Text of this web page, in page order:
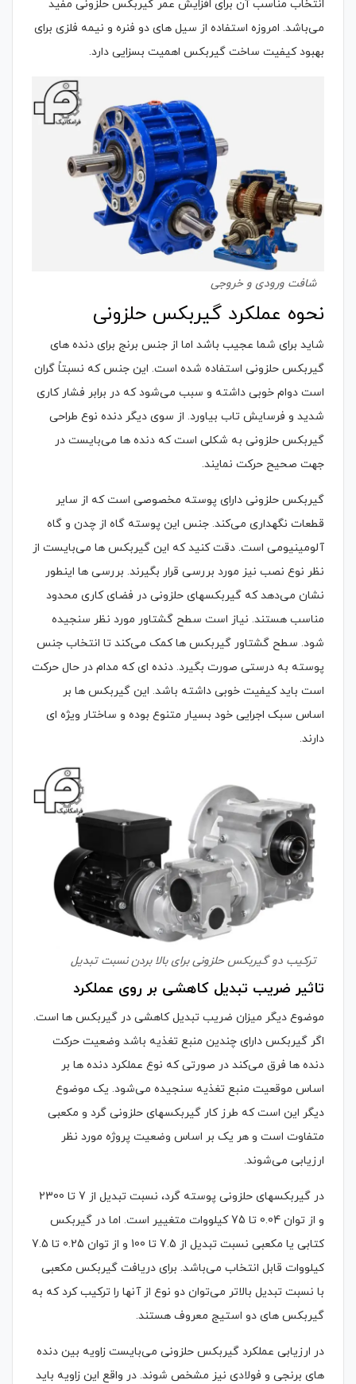
انتخاب مناسب آن برای افزایش عمر گیربکس حلزونی مفید
می‌باشد. امروزه استفاده از سیل های دو فنره و نیمه فلزی برای
بهبود کیفیت ساخت گیربکس اهمیت بسزایی دارد.
شافت ورودی و خروجی
نحوه عملکرد گیربکس حلزونی
شاید برای شما عجیب باشد اما از جنس برنج برای دنده های
گیربکس حلزونی استفاده شده است. این جنس که نسبتاً گران
است دوام خوبی داشته و سبب می‌شود که در برابر فشار کاری
شدید و فرسایش تاب بیاورد. از سوی دیگر دنده نوع طراحی
گیربکس حلزونی به شکلی است که دنده ها می‌بایست در
جهت صحیح حرکت نمایند.
گیربکس حلزونی دارای پوسته مخصوصی است که از سایر
قطعات نگهداری می‌کند. جنس این پوسته گاه از چدن و گاه
آلومینیومی است. دقت کنید که این گیربکس ها می‌بایست از
نظر نوع نصب نیز مورد بررسی قرار بگیرند. بررسی ها اینطور
نشان می‌دهد که گیربکسهای حلزونی در فضای کاری محدود
مناسب هستند. نیاز است سطح گشتاور مورد نظر سنجیده
شود. سطح گشتاور گیربکس ها کمک می‌کند تا انتخاب جنس
پوسته به درستی صورت بگیرد. دنده ای که مدام در حال حرکت
است باید کیفیت خوبی داشته باشد. این گیربکس ها بر
اساس سبک اجرایی خود بسیار متنوع بوده و ساختار ویژه ای
دارند.
ترکیب دو گیربکس حلزونی برای بالا بردن نسبت تبدیل
تاثیر ضریب تبدیل کاهشی بر روی عملکرد
موضوع دیگر میزان ضریب تبدیل کاهشی در گیربکس ها است.
اگر گیربکس دارای چندین منبع تغذیه باشد وضعیت حرکت
دنده ها فرق می‌کند در صورتی که نوع عملکرد دنده ها بر
اساس موقعیت منبع تغذیه سنجیده می‌شود. یک موضوع
دیگر این است که طرز کار گیربکسهای حلزونی گرد و مکعبی
متفاوت است و هر یک بر اساس وضعیت پروژه مورد نظر
ارزیابی می‌شوند.
در گیربکسهای حلزونی پوسته گرد، نسبت تبدیل از 7 تا 2300
و از توان 0.04 تا 75 کیلووات متغییر است. اما در گیربکس
کتابی یا مکعبی نسبت تبدیل از 7.5 تا 100 و از توان 0.25 تا 7.5
کیلووات قابل انتخاب می‌باشد. برای دریافت گیربکس مکعبی
با نسبت تبدیل بالاتر می‌توان دو نوع از آنها را ترکیب کرد که به
گیربکس های دو استیج معروف هستند.
در ارزیابی عملکرد گیربکس حلزونی می‌بایست زاویه بین دنده
های برنجی و فولادی نیز مشخص شوند. در واقع این زاویه باید